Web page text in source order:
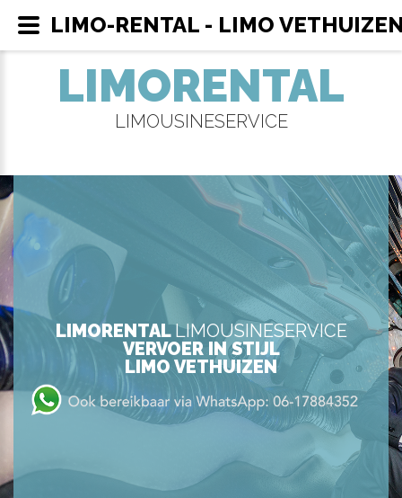
LIMORENTAL
LIMOUSINESERVICE
LIMORENTALLIMOUSINESERVICE
VERVOER IN STIJL
LIMO VETHUIZEN
LIMO-RENTAL - LIMO